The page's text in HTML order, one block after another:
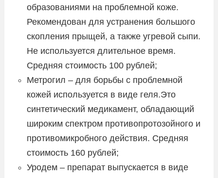
образованиями на проблемной коже.
Рекомендован для устранения большого
скопления прыщей, а также угревой сыпи.
Не используется длительное время.
Средняя стоимость 100 рублей;
Метрогил – для борьбы с проблемной
кожей используется в виде геля.Это
синтетический медикамент, обладающий
широким спектром противопротозойного и
противомикробного действия. Средняя
стоимость 160 рублей;
Уродем – препарат выпускается в виде